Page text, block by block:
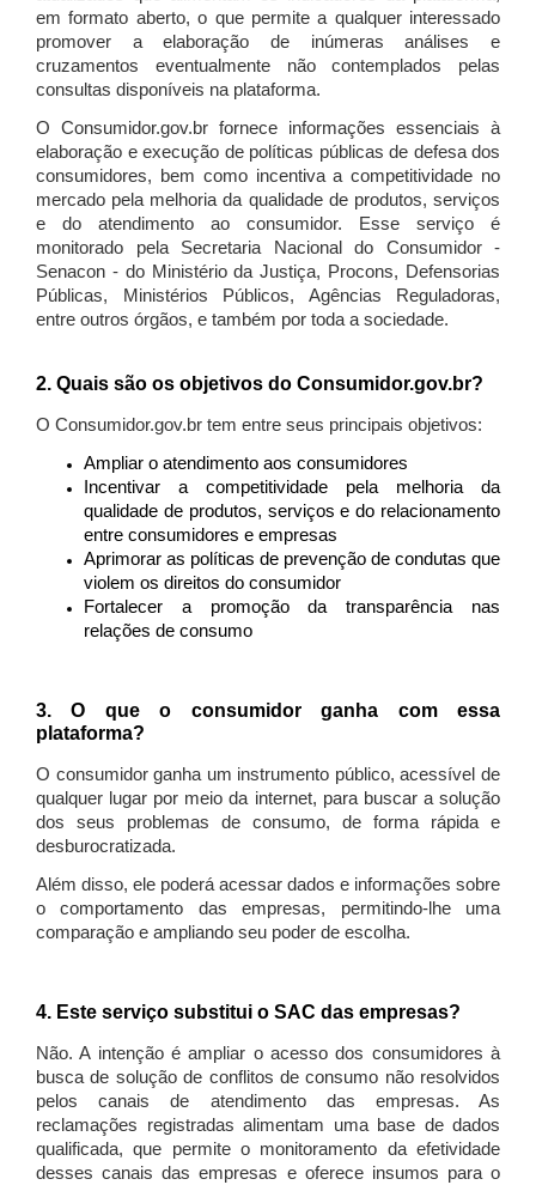
em formato aberto, o que permite a qualquer interessado
promover a elaboração de inúmeras análises e
cruzamentos eventualmente não contemplados pelas
consultas disponíveis na plataforma.
O Consumidor.gov.br fornece informações essenciais à
elaboração e execução de políticas públicas de defesa dos
consumidores, bem como incentiva a competitividade no
mercado pela melhoria da qualidade de produtos, serviços
e do atendimento ao consumidor. Esse serviço é
monitorado pela Secretaria Nacional do Consumidor -
Senacon - do Ministério da Justiça, Procons, Defensorias
Públicas, Ministérios Públicos, Agências Reguladoras,
entre outros órgãos, e também por toda a sociedade.
2. Quais são os objetivos do Consumidor.gov.br?
O Consumidor.gov.br tem entre seus principais objetivos:
Ampliar o atendimento aos consumidores
Incentivar a competitividade pela melhoria da
qualidade de produtos, serviços e do relacionamento
entre consumidores e empresas
Aprimorar as políticas de prevenção de condutas que
violem os direitos do consumidor
Fortalecer a promoção da transparência nas
relações de consumo
3. O que o consumidor ganha com essa
plataforma?
O consumidor ganha um instrumento público, acessível de
qualquer lugar por meio da internet, para buscar a solução
dos seus problemas de consumo, de forma rápida e
desburocratizada.
Além disso, ele poderá acessar dados e informações sobre
o comportamento das empresas, permitindo-lhe uma
comparação e ampliando seu poder de escolha.
4. Este serviço substitui o SAC das empresas?
Não. A intenção é ampliar o acesso dos consumidores à
busca de solução de conflitos de consumo não resolvidos
pelos canais de atendimento das empresas. As
reclamações registradas alimentam uma base de dados
qualificada, que permite o monitoramento da efetividade
desses canais das empresas e oferece insumos para o